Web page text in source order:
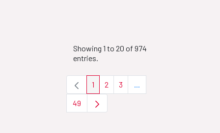
Showing 1 to 20 of 974
entries.
Page
1 Page
2 Page
3 ...Intermediate Pages Use
Page
49